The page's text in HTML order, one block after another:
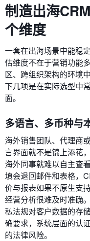
制造出海
个维度
一套在出海场景中能稳
估维度不在于营销功能
区、跨组织架构的环境
下几项是在实际选型中
面。
多语言、多币种与
海外销售团队、代理商
言界面就不是锦上添花
海外同事就难以自主查
填会退回邮件和表格，
价与报表如果不原生支
经营分析很难及时准确
私法规对客户数据的存
确要求，系统层面的认
的法律风险。